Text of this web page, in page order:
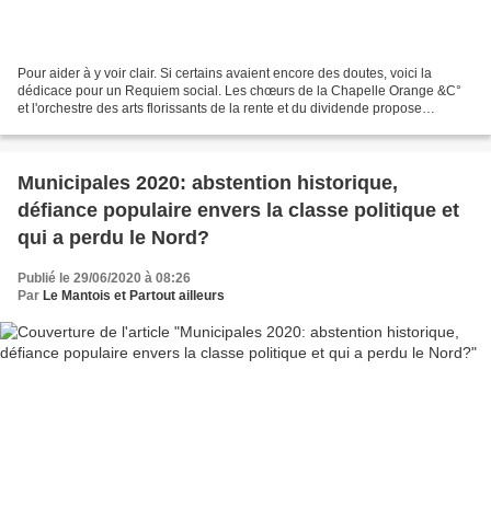
Pour aider à y voir clair. Si certains avaient encore des doutes, voici la
dédicace pour un Requiem social. Les chœurs de la Chapelle Orange &C°
et l'orchestre des arts florissants de la rente et du dividende propose
Municipales 2020: abstention historique,
défiance populaire envers la classe politique et
qui a perdu le Nord?
Publié le 29/06/2020 à 08:26
Par Le Mantois et Partout ailleurs